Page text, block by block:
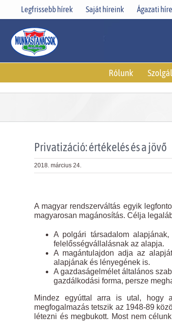
Legfrissebb hírek Saját híreink Ágazati
Rólunk
Privatizáció: értékelés és a jövő
2018. március 24.
Image
A magyar rendszerváltás egyik
magyarosan magánosítás. Célja
A polgári társadalom
felelősségvállalásnak az alapja.
A magántulajdon adja az
alapjának és lényegének is.
A gazdaságelmélet általános
gazdálkodási forma, persze
Mindez egyúttal arra is utal, hogy
megfogalmazás tetszik az 1948-89
létezni és megbukott. Most nem